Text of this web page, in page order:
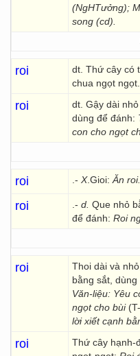
(NgHTưởng);
song (cd).
roi
dt. Thứ cây có
chua ngọt ngọt.
roi
dt. Gậy dài nhỏ
dùng để đánh:
con cho ngọt
roi .- X.Gioi: Ăn roi.
roi .- d. Que nhỏ
để đánh: Roi
roi
Thoi dài và
bằng sắt, dùng
Văn-liệu: Yêu
ngọt cho bùi(T-
lời xiết cạnh
roi
Thứ cây hạnh-